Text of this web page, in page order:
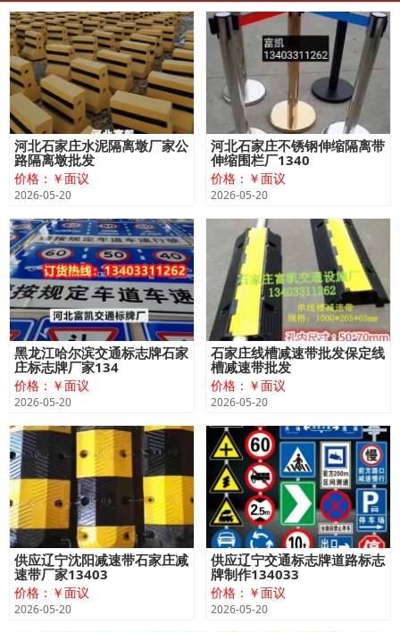
河北石家庄水泥隔离墩厂家公
路隔离墩批发
价格：￥面议
2026-05-20
河北石家庄不锈钢伸缩隔离带
伸缩围栏厂1340
价格：￥面议
2026-05-20
黑龙江哈尔滨交通标志牌石家
庄标志牌厂家134
价格：￥面议
2026-05-20
石家庄线槽减速带批发保定线
槽减速带批发
价格：￥面议
2026-05-20
供应辽宁沈阳减速带石家庄减
速带厂家13403
价格：￥面议
2026-05-20
供应辽宁交通标志牌道路标志
牌制作134033
价格：￥面议
2026-05-20